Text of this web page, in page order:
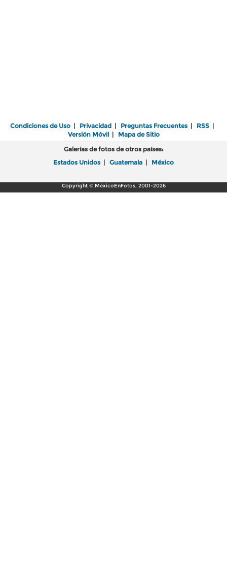
Condiciones de Uso | Privacidad | Preguntas Frecuentes | RSS |
Versión Móvil| Mapa de Sitio
Galerías de fotos de otros países:
Estados Unidos | Guatemala | México
Copyright © MéxicoEnFotos, 2001-2026